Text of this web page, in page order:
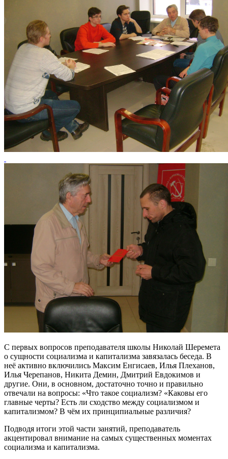
С первых вопросов преподавателя школы Николай Шеремета
о сущности социализма и капитализма завязалась беседа. В
неё активно включились Максим Енгисаев, Илья Плеханов,
Илья Черепанов, Никита Демин, Дмитрий Евдокимов и
другие. Они, в основном, достаточно точно и правильно
отвечали на вопросы: «Что такое социализм? «Каковы его
главные черты? Есть ли сходство между социализмом и
капитализмом? В чём их принципиальные различия?
Подводя итоги этой части занятий, преподаватель
акцентировал внимание на самых существенных моментах
социализма и капитализма.